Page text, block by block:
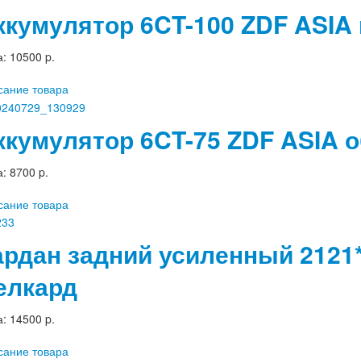
6CT-100 ZDF
10500 p.
товара
6CT-75 ZDF ASIA
8700 p.
товара
задний усиленный
14500 p.
товара